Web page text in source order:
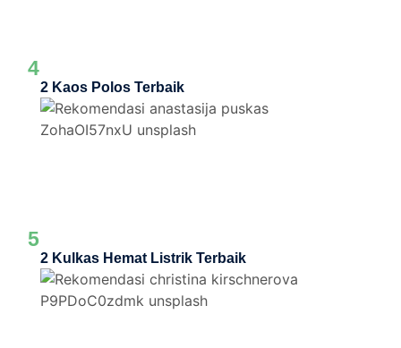
4
2 Kaos Polos Terbaik
5
2 Kulkas Hemat Listrik Terbaik